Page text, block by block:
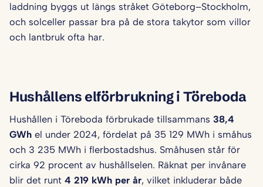
laddning byggs ut längs stråket Göteborg–Stockholm,
och solceller passar bra på de stora takytor som villor
och lantbruk ofta har.
Hushållens elförbrukning i Töreboda
Hushållen i Töreboda förbrukade tillsammans 38,4
GWh el under 2024, fördelat på 35 129 MWh i småhus
och 3 235 MWh i flerbostadshus. Småhusen står för
cirka 92 procent av hushållselen. Räknat per invånare
blir det runt 4 219 kWh per år, vilket inkluderar både